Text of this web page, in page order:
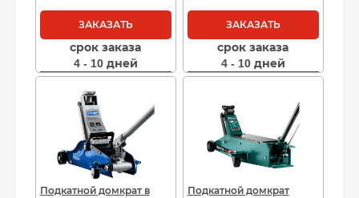
ЗАКАЗАТЬ
срок заказа
4 - 10 дней
ЗАКАЗАТЬ
срок заказа
4 - 10 дней
Подкатной домкрат в
Подкатной домкрат